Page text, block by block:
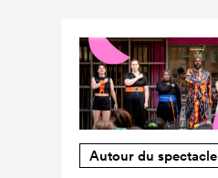
Autour du spectacle